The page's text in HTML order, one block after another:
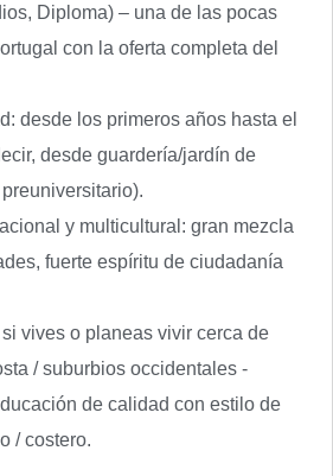
Diploma) – una de las pocas
con la oferta completa del
desde los primeros años hasta el
desde guardería/jardín de
y multicultural: gran mezcla
fuerte espíritu de ciudadanía
vives o planeas vivir cerca de
/ suburbios occidentales -
de calidad con estilo de
/ costero.